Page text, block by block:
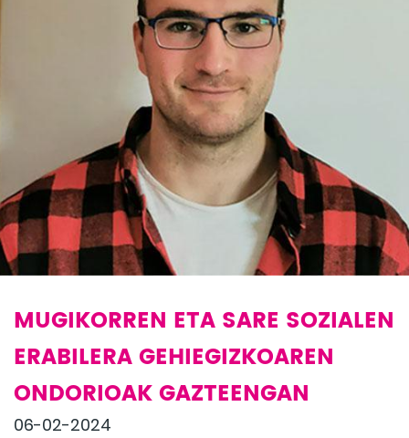
MUGIKORREN ETA SARE SOZIALEN
ERABILERA GEHIEGIZKOAREN
ONDORIOAK GAZTEENGAN
06-02-2024